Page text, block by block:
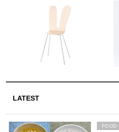
LATEST
FOOD